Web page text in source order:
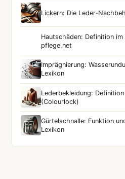
Lickern: Die Leder-
Hautschäden: Definition
pflege.net
Imprägnierung:
Lexikon
Lederbekleidung:
(Colourlock)
Gürtelschnalle: Funktion
Lexikon